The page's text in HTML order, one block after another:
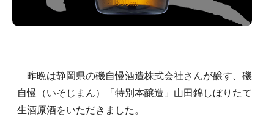
昨晩は静岡県の磯自慢酒造株式会社さんが醸す、磯
自慢（いそじまん）「特別本醸造」山田錦しぼりたて
生酒原酒をいただきました。